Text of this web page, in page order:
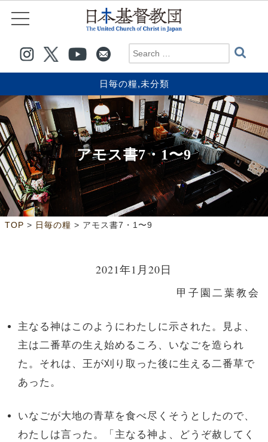
日毎の糧,未分類
アモス書7・1〜9
TOP > 日毎の糧 > アモス書7・1〜9
2021年1月20日
甲子園二葉教会
主なる神はこのようにわたしに示された。見よ、
主は二番草の生え始めるころ、いなごを造られ
た。それは、王が刈り取った後に生える二番草で
あった。
いなごが大地の青草を食べ尽くそうとしたので、
わたしは言った。「主なる神よ、どうぞ赦してく